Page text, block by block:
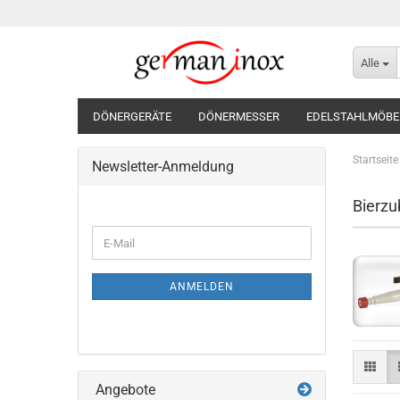
Alle
DÖNERGERÄTE DÖNERMESSER
Startseite
Newsletter-Anmeldung
ZUR
E-
Mail
ANMELDEN
Angebote